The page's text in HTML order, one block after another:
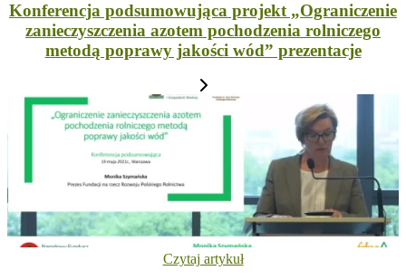
Konferencja podsumowująca projekt „Ograniczenie
zanieczyszczenia azotem pochodzenia rolniczego
metodą poprawy jakości wód” prezentacje
Czytaj artykuł